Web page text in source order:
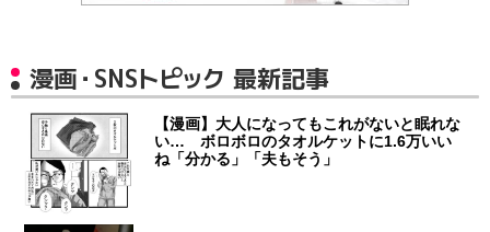
漫画・SNSトピック 最新記事
【漫画】大人になってもこれがないと眠れな
い… ボロボロのタオルケットに1.6万いい
ね「分かる」「夫もそう」